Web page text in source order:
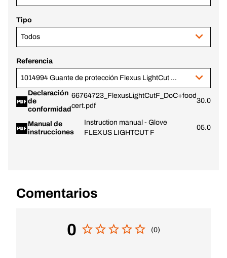
Tipo
Todos
Referencia
1014994 Guante de protección Flexus LightCut F, talla 11
Declaración
de
conformidad
66764723_FlexusLightCutF_DoC+food
cert.pdf
Manual de
instrucciones
Instruction manual - Glove
FLEXUS LIGHTCUT F
Comentarios
0 (0)